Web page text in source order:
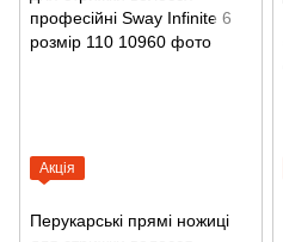
Акція
Перукарські прямі ножиці